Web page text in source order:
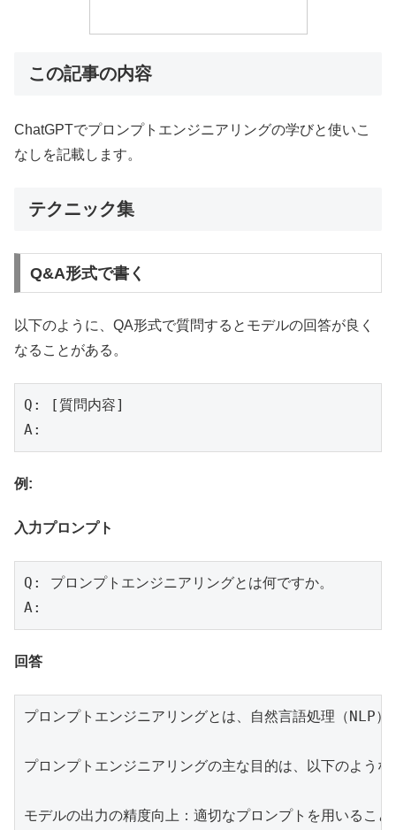
この記事の内容
ChatGPTでプロンプトエンジニアリングの学びと使いこ
なしを記載します。
テクニック集
Q&A形式で書く
以下のように、QA形式で質問するとモデルの回答が良く
なることがある。
Q: [質問内容]
A:
例:
入力プロンプト
Q: プロンプトエンジニアリングとは何ですか。
A:
回答
プロンプトエンジニアリングとは、自然言語処理（NLP
プロンプトエンジニアリングの主な目的は、以下のよう
モデルの出力の精度向上：適切なプロンプトを用いるこ